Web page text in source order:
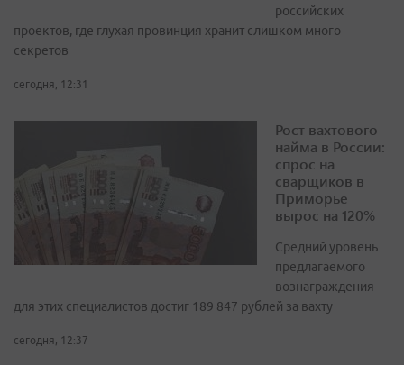
российских
проектов, где глухая провинция хранит слишком много
секретов
сегодня, 12:31
Рост вахтового
найма в России:
спрос на
сварщиков в
Приморье
вырос на 120%
Средний уровень
предлагаемого
вознаграждения
для этих специалистов достиг 189 847 рублей за вахту
сегодня, 12:37